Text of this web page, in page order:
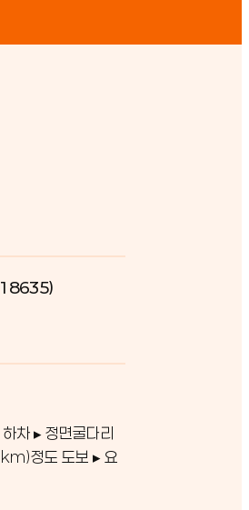
18635)
차 ▸ 정면굴다리
정도 도보 ▸ 요